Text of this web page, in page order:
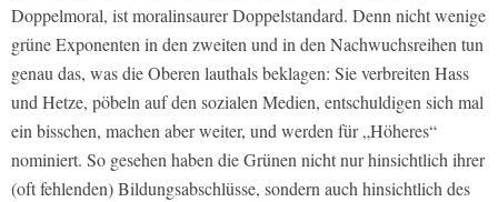
Doppelmoral, ist moralinsaurer Doppelstandard. Denn nicht wenige
grüne Exponenten in den zweiten und in den Nachwuchsreihen tun
genau das, was die Oberen lauthals beklagen: Sie verbreiten Hass
und Hetze, pöbeln auf den sozialen Medien, entschuldigen sich mal
ein bisschen, machen aber weiter, und werden für „Höheres“
nominiert. So gesehen haben die Grünen nicht nur hinsichtlich ihrer
(oft fehlenden) Bildungsabschlüsse, sondern auch hinsichtlich des